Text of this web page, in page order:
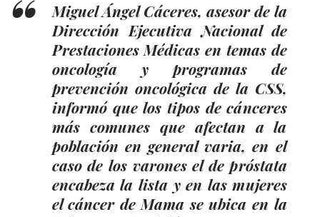
Miguel Ángel Cáceres, asesor de la
Dirección Ejecutiva Nacional de
Prestaciones Médicas en temas de
oncología y programas de
prevención oncológica de la CSS,
informó que los tipos de cánceres
más comunes que afectan a la
población en general varia, en el
caso de los varones el de próstata
encabeza la lista y en las mujeres
el cáncer de Mama se ubica en la